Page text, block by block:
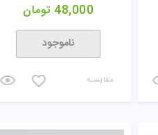
48,000 تومان
ناموجود
مقایسـه